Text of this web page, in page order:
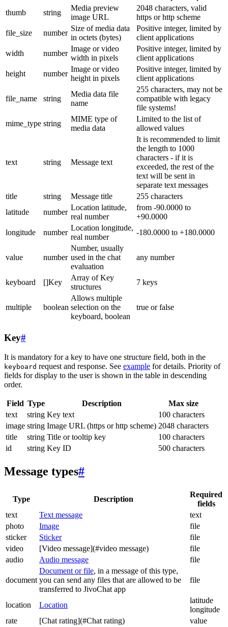
thumb
string
Media preview
image URL
2048 characters, valid
https or http scheme
file_size
number
Size of media data
in octets (bytes)
Positive integer, limited by
client applications
width
number
Image or video
width in pixels
Positive integer, limited by
client applications
height
number
Image or video
height in pixels
Positive integer, limited by
client applications
file_name string
Media data file
name
255 characters, may not be
compatible with legacy
file systems!
mime_type string
MIME type of
media data
Limited to the list of
allowed values
text string Message text
It is recommended to limit
the length to 1000
characters - if it is
exceeded, the rest of the
text will be sent in
separate text messages
title
string Message title
255 characters
latitude
number
Location latitude,
real number
from -90.0000 to
+90.0000
longitude
number
Location longitude,
real number
-180.0000 to +180.0000
value number
Number, usually
used in the chat
evaluation
any number
keyboard []Key
Array of Key
structures
7 keys
multiple boolean
Allows multiple
selection on the
keyboard, boolean
true or false
Key#
It is mandatory for a key to have one structure field, both in the
keyboard request and response. See example for details. Priority of
fields for display to the user is shown in the table in descending
order.
Field Type Description
Max size
text
string Key text
100 characters
image string Image URL (https or http scheme) 2048 characters
title
string Title or tooltip key
100 characters
id
string Key ID 500 characters
Message types#
Type Description
Required
fields
text
Text message
text
photo
Image
file
sticker
Sticker
file
video
[Video message](#video message)
file
audio
Audio message file
document
Document or file, in a message of this type,
you can send any files that are allowed to be
transferred to JivoChat app
file
location Location
latitude
longitude
rate
[Chat rating](#Chat rating)
value